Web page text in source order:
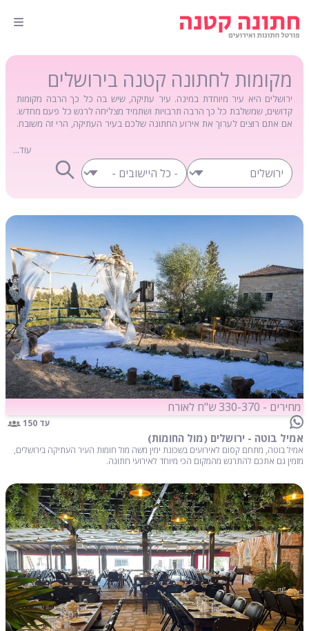
מקומות לחתונה קטנה בירושלים
ירושלים היא עיר מיוחדת במינה. עיר עתיקה, שיש בה כל כך הרבה מקומות
קדושים, שמשלבת כל כך הרבה תרבויות ושתמיד מצליחה לרגש כל פעם מחדש.
אם אתם רוצים לערוך את אירוע החתונה שלכם בעיר העתיקה, הרי זה משובח.
ממגוון הנקודות המיוחדות בה. בעיר
אתרים היסטוריים רבים, הרים, מצודות, גנים ואולמות יפהפיים. תוכלו לערוך את
האירוע שלכם אל מול הנוף הקסום של הרי ירושלים, ולוודא שכל האורחים
שלכם יקבלו חוויה בלתי נשכחת. כאן תקבלו סקירה על כל מה שצריך לדעת
לקראת אירוע חתונה בירושלים. אילו מקומות מיוחדים זמינים לרשותכם לאירוע
עוד...
מחירים - 330-370 ש"ח לאורח
עד 150
אמיל בוטה - ירושלים (מול החומות)
אמיל בוטה, מתחם קסום לאירועים בשכונת ימין משה מול חומות העיר העתיקה בירושלים,
מזמין גם אתכם להתרגש מהמקום הכי מיוחד לאירועי חתונה.